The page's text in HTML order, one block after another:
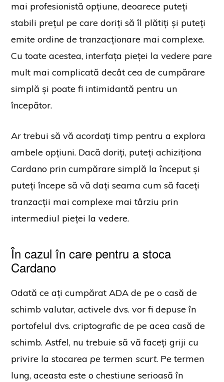
mai profesionistă opțiune, deoarece puteți
stabili prețul pe care doriți să îl plătiți și puteți
emite ordine de tranzacționare mai complexe.
Cu toate acestea, interfața pieței la vedere pare
mult mai complicată decât cea de cumpărare
simplă și poate fi intimidantă pentru un
începător.
Ar trebui să vă acordați timp pentru a explora
ambele opțiuni. Dacă doriți, puteți achiziționa
Cardano prin cumpărare simplă la început și
puteți începe să vă dați seama cum să faceți
tranzacții mai complexe mai târziu prin
intermediul pieței la vedere.
În cazul în care pentru a stoca
Cardano
Odată ce ați cumpărat ADA de pe o casă de
schimb valutar, activele dvs. vor fi depuse în
portofelul dvs. criptografic de pe acea casă de
schimb. Astfel, nu trebuie să vă faceți griji cu
privire la stocarea pe termen scurt. Pe termen
lung, aceasta este o chestiune serioasă în